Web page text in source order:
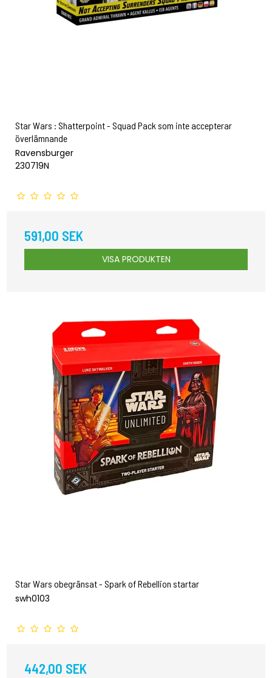
Star Wars : Shatterpoint - Squad Pack som inte accepterar
överlämnande
Ravensburger
230719N
591,00 SEK
VISA PRODUKTEN
Star Wars obegränsat - Spark of Rebellion startar
swh0103
442,00 SEK